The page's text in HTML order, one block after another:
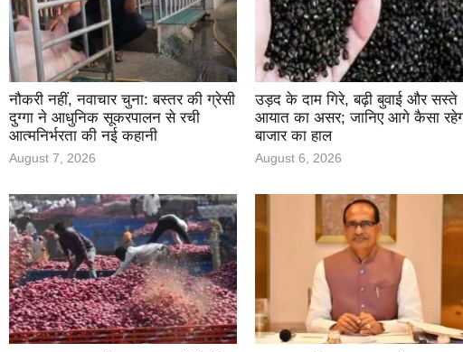
नौकरी नहीं, नवाचार चुना: बस्तर की ग्रेसी
दुग्गा ने आधुनिक सूकरपालन से रची
आत्मनिर्भरता की नई कहानी
August 7, 2026
उड़द के दाम गिरे, बढ़ी बुवाई और सस्ते
आयात का असर; जानिए आगे कैसा
बाजार का हाल
August 6, 2026